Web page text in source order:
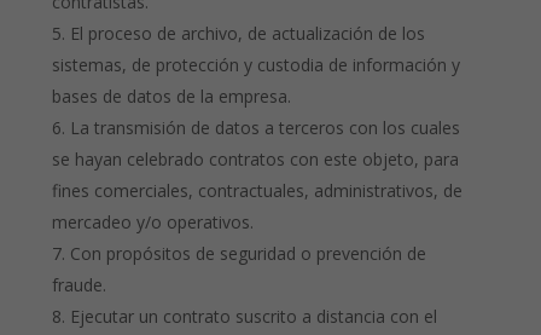
El proceso de archivo, de actualización de los
sistemas, de protección y custodia de información y
bases de datos de la empresa.
La transmisión de datos a terceros con los cuales
se hayan celebrado contratos con este objeto, para
fines comerciales, contractuales, administrativos, de
mercadeo y/o operativos.
Con propósitos de seguridad o prevención de
fraude.
Ejecutar un contrato suscrito a distancia con el